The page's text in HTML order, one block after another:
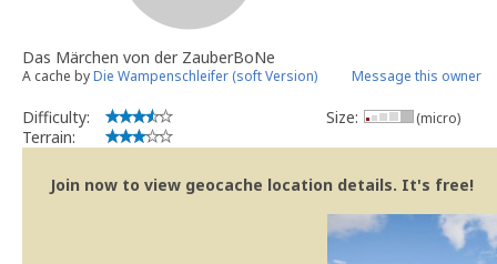
Das Märchen von der ZauberBoNe
A cache byDie Wampenschleifer (soft Version) Message this owner
Difficulty:
Terrain:
Size: (micro)
Join now to view geocache location details. It's free!